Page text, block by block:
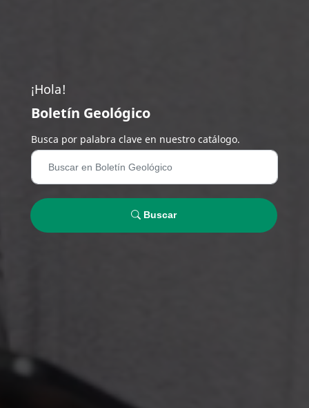
¡Hola!
Boletín Geológico
Busca por palabra clave en nuestro catálogo.
Buscar